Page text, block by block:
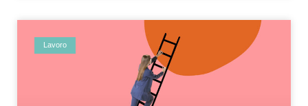
Lavoro